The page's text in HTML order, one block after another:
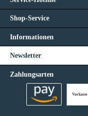
Shop-Service
Informationen
Newsletter
Zahlungsarten
Vorkasse